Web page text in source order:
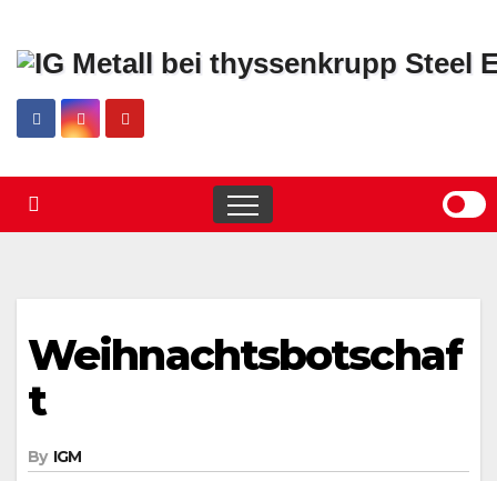
Weihnachtsbotschaf
t
By IGM